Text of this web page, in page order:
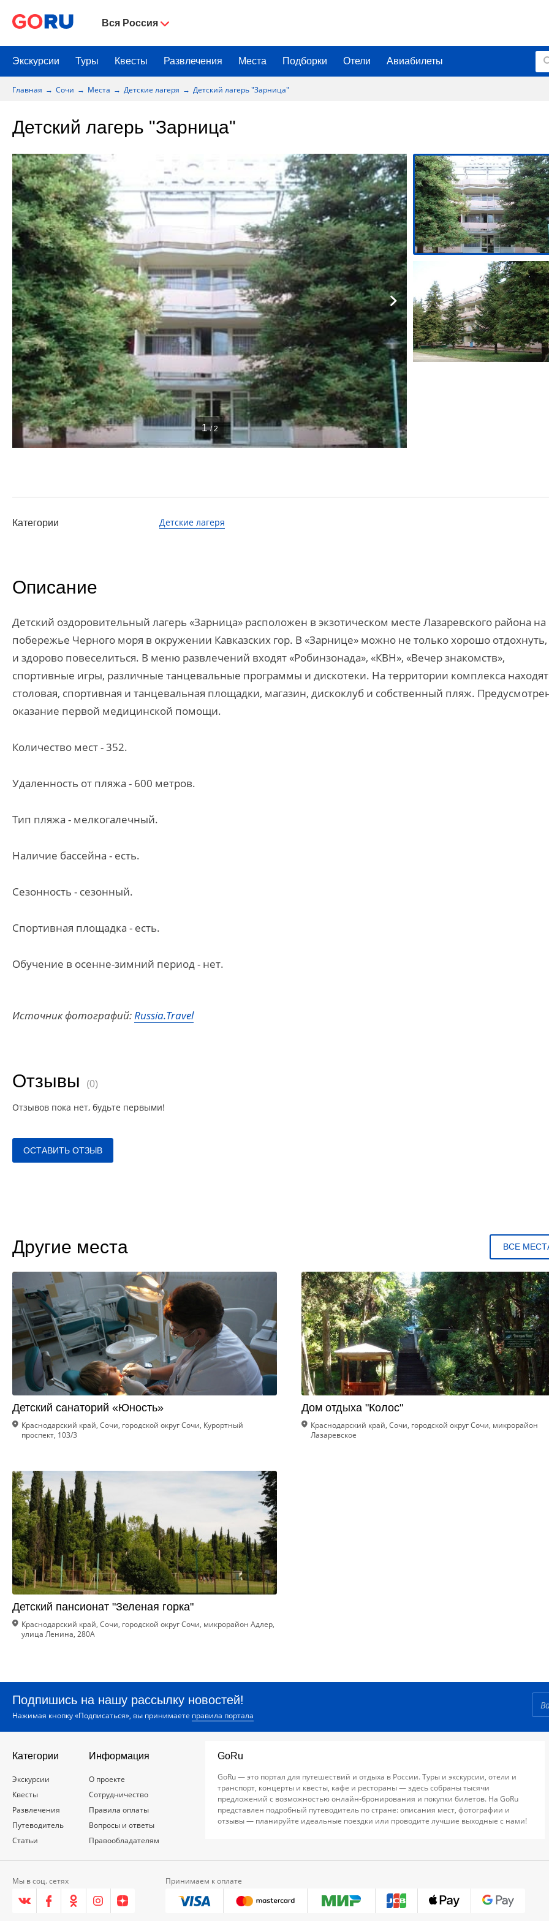
Вся Россия
Экскурсии Туры Квесты Развлечения Места Подборки Отели Авиабилеты
Главная Сочи Места Детские лагеря Детский лагерь "Зарница"
Детский лагерь "Зарница"
1 / 2
Категории Детские лагеря
Описание
Детский оздоровительный лагерь «Зарница» расположен в экзотическом месте Лазаревского района на
побережье Черного моря в окружении Кавказских гор. В «Зарнице» можно не только хорошо
и здорово повеселиться. В меню развлечений входят «Робинзонада», «КВН», «Вечер знакомств»,
спортивные игры, различные танцевальные программы и дискотеки. На территории комплекса
столовая, спортивная и танцевальная площадки, магазин, дискоклуб и собственный пляж.
оказание первой медицинской помощи.
Количество мест - 352.
Удаленность от пляжа - 600 метров.
Тип пляжа - мелкогалечный.
Наличие бассейна - есть.
Сезонность - сезонный.
Спортивная площадка - есть.
Обучение в осенне-зимний период - нет.
Источник фотографий:Russia.Travel
Отзывы (0)
Отзывов пока нет, будьте первыми!
ОСТАВИТЬ ОТЗЫВ
Другие места ВСЕ
Детский санаторий «Юность»
Краснодарский край, Сочи, городской округ Сочи, Курортный
проспект, 103/3
Дом отдыха "Колос"
Краснодарский край, Сочи, городской округ Сочи, микрорайон
Лазаревское
Детский пансионат "Зеленая горка"
Краснодарский край, Сочи, городской округ Сочи, микрорайон Адлер,
улица Ленина, 280А
Подпишись на нашу рассылку новостей!
Нажимая кнопку «Подписаться», вы принимаете правила портала
Категории
Экскурсии
Квесты
Развлечения
Путеводитель
Статьи
Информация
О проекте
Сотрудничество
Правила оплаты
Вопросы и ответы
Правообладателям
GoRu
GoRu — это портал для путешествий и отдыха в России. Туры и экскурсии, отели и
транспорт, концерты и квесты, кафе и рестораны — здесь собраны тысячи
предложений с возможностью онлайн-бронирования и покупки билетов. На GoRu
представлен подробный путеводитель по стране: описания мест, фотографии и
отзывы — планируйте идеальные поездки или проводите лучшие выходные с нами!
Мы в соц. сетях Принимаем к оплате